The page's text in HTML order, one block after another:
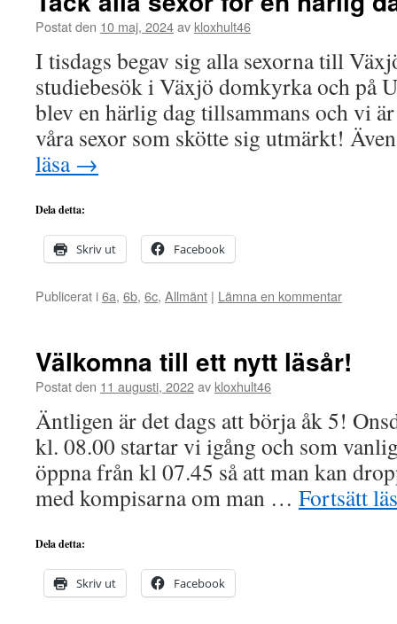
Postat den 10 maj, 2024av kloxhult46
I tisdags begav sig alla sexorna till
studiebesök i Växjö domkyrka och på
blev en härlig dag tillsammans och vi
våra sexor som skötte sig utmärkt!
läsa →
Dela detta:
Skriv ut Facebook
Publicerat i6a, 6b, 6c, Allmänt | Lämna en kommentar
Välkomna till ett nytt läsår!
Postat den 11 augusti, 2022av kloxhult46
Äntligen är det dags att börja åk 5!
kl. 08.00 startar vi igång och som
öppna från kl 07.45 så att man kan
med kompisarna om man … Fortsätt
Dela detta:
Skriv ut Facebook